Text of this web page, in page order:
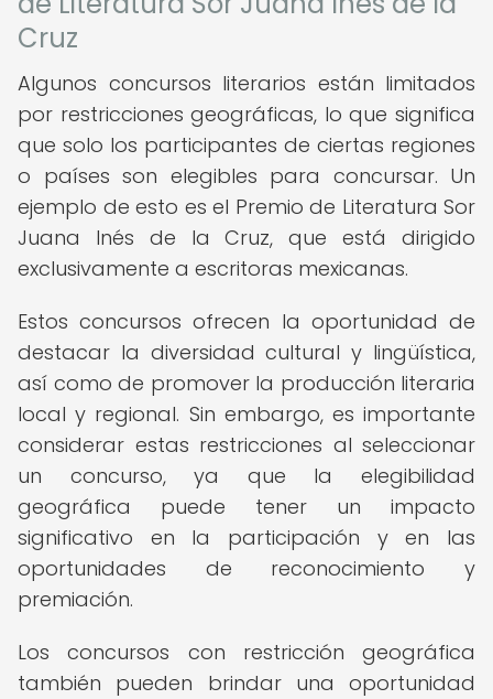
Cruz
Algunos concursos literarios están limitados
por restricciones geográficas, lo que significa
que solo los participantes de ciertas regiones
o países son elegibles para concursar. Un
ejemplo de esto es el Premio de Literatura Sor
Juana Inés de la Cruz, que está dirigido
exclusivamente a escritoras mexicanas.
Estos concursos ofrecen la oportunidad de
destacar la diversidad cultural y lingüística,
así como de promover la producción literaria
local y regional. Sin embargo, es importante
considerar estas restricciones al seleccionar
un concurso, ya que la elegibilidad
geográfica puede tener un impacto
significativo en la participación y en las
oportunidades de reconocimiento y
premiación.
Los concursos con restricción geográfica
también pueden brindar una oportunidad